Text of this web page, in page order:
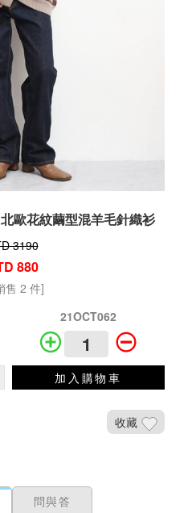
歐花紋繭型混羊毛針織衫
3190
880
售 2 件]
21OCT062
加入購物車
收藏
問與答